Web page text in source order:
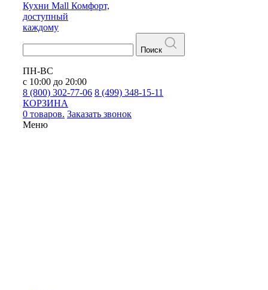
Кухни Mall Комфорт,
доступный
каждому
Поиск
ПН-ВС
с 10:00 до 20:00
8 (800) 302-77-06 8 (499) 348-15-11
КОРЗИНА
0 товаров. Заказать звонок
Меню